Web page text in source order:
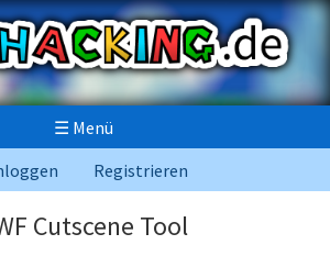
☰ Menü
Registrieren
Cutscene Tool